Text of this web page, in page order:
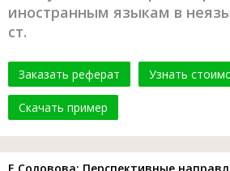
иностранным языкам в
ст.
Заказать реферат Узнать
Скачать пример